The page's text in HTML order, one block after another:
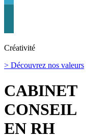
Créativité
> Découvrez nos valeurs
CABINET
CONSEIL
EN RH